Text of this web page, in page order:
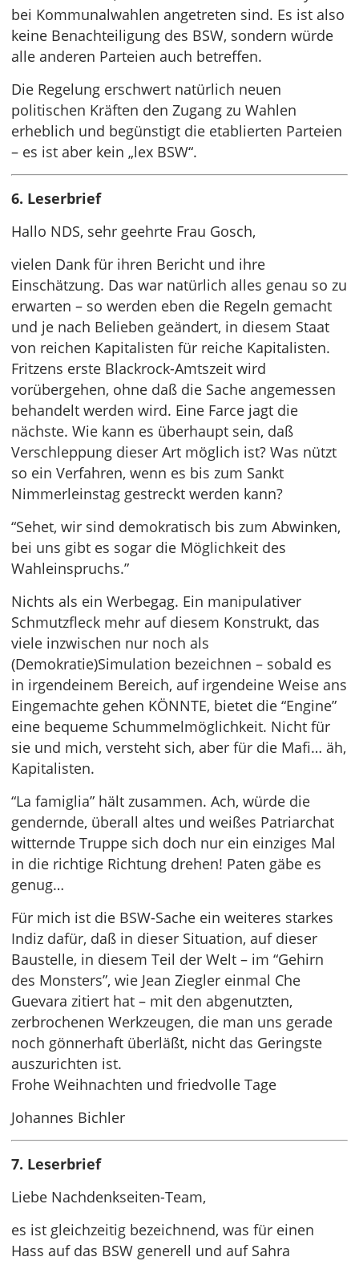
bei Kommunalwahlen angetreten sind. Es ist also
keine Benachteiligung des BSW, sondern würde
alle anderen Parteien auch betreffen.
Die Regelung erschwert natürlich neuen
politischen Kräften den Zugang zu Wahlen
erheblich und begünstigt die etablierten Parteien
– es ist aber kein „lex BSW“.
6. Leserbrief
Hallo NDS, sehr geehrte Frau Gosch,
vielen Dank für ihren Bericht und ihre
Einschätzung. Das war natürlich alles genau so zu
erwarten – so werden eben die Regeln gemacht
und je nach Belieben geändert, in diesem Staat
von reichen Kapitalisten für reiche Kapitalisten.
Fritzens erste Blackrock-Amtszeit wird
vorübergehen, ohne daß die Sache angemessen
behandelt werden wird. Eine Farce jagt die
nächste. Wie kann es überhaupt sein, daß
Verschleppung dieser Art möglich ist? Was nützt
so ein Verfahren, wenn es bis zum Sankt
Nimmerleinstag gestreckt werden kann?
“Sehet, wir sind demokratisch bis zum Abwinken,
bei uns gibt es sogar die Möglichkeit des
Wahleinspruchs.”
Nichts als ein Werbegag. Ein manipulativer
Schmutzfleck mehr auf diesem Konstrukt, das
viele inzwischen nur noch als
(Demokratie)Simulation bezeichnen – sobald es
in irgendeinem Bereich, auf irgendeine Weise ans
Eingemachte gehen KÖNNTE, bietet die “Engine”
eine bequeme Schummelmöglichkeit. Nicht für
sie und mich, versteht sich, aber für die Mafi… äh,
Kapitalisten.
“La famiglia” hält zusammen. Ach, würde die
gendernde, überall altes und weißes Patriarchat
witternde Truppe sich doch nur ein einziges Mal
in die richtige Richtung drehen! Paten gäbe es
genug…
Für mich ist die BSW-Sache ein weiteres starkes
Indiz dafür, daß in dieser Situation, auf dieser
Baustelle, in diesem Teil der Welt – im “Gehirn
des Monsters”, wie Jean Ziegler einmal Che
Guevara zitiert hat – mit den abgenutzten,
zerbrochenen Werkzeugen, die man uns gerade
noch gönnerhaft überläßt, nicht das Geringste
auszurichten ist.
Frohe Weihnachten und friedvolle Tage
Johannes Bichler
7. Leserbrief
Liebe Nachdenkseiten-Team,
es ist gleichzeitig bezeichnend, was für einen
Hass auf das BSW generell und auf Sahra